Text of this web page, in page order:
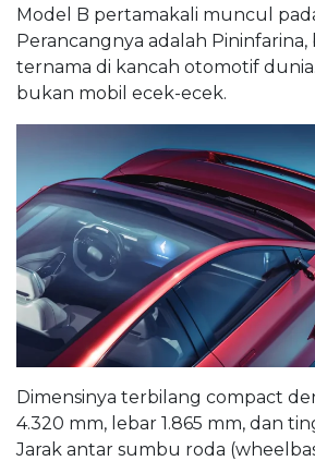
Model B pertamakali muncul
Perancangnya adalah Pininfarina,
ternama di kancah otomotif dunia.
bukan mobil ecek-ecek.
Dimensinya terbilang compact
4.320 mm, lebar 1.865 mm, dan
Jarak antar sumbu roda